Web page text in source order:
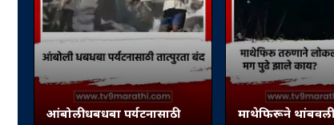
आंबोली धबधबा पर्यटनासाठी
माथेफिरूने